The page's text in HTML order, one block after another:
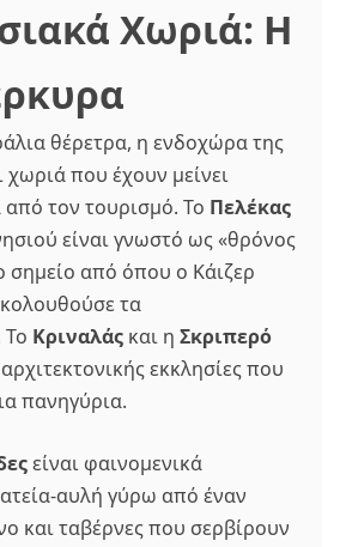
Χωριά: Η
θέρετρα, η ενδοχώρα της
χωριά που έχουν μείνει
τον τουρισμό. Το Πελέκας
είναι γνωστό ως «θρόνος
σημείο από όπου ο Κάιζερ
τα
Το Κριναλάς και η Σκριπερό
εκκλησίες που
πανηγύρια.
είναι φαινομενικά
αυλή γύρω από έναν
και ταβέρνες που σερβίρουν